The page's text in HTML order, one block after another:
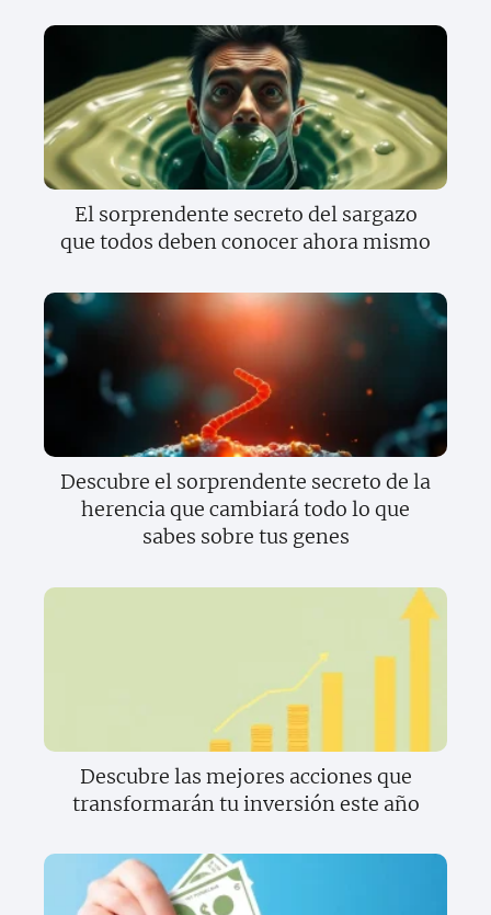
El sorprendente secreto del sargazo
que todos deben conocer ahora mismo
Descubre el sorprendente secreto de la
herencia que cambiará todo lo que
sabes sobre tus genes
Descubre las mejores acciones que
transformarán tu inversión este año